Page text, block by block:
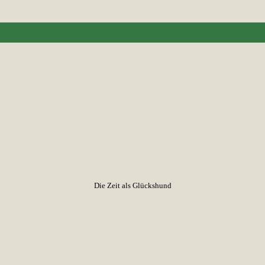
Die Zeit als Glückshund